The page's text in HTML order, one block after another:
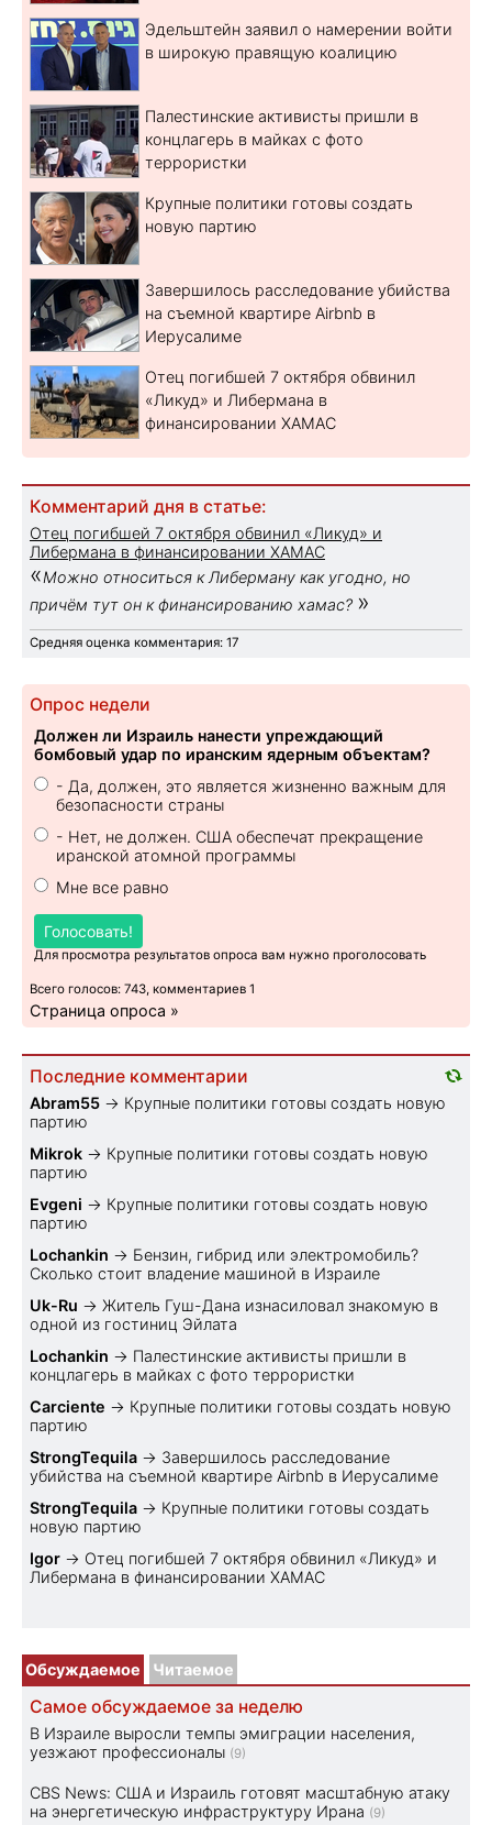
Эдельштейн заявил о намерении войти
в широкую правящую коалицию
Палестинские активисты пришли в
концлагерь в майках с фото
террористки
Крупные политики готовы создать
новую партию
Завершилось расследование убийства
на съемной квартире Airbnb в
Иерусалиме
Отец погибшей 7 октября обвинил
«Ликуд» и Либермана в
финансировании ХАМАС
Комментарий дня в статье:
Отец погибшей 7 октября обвинил «Ликуд» и
Либермана в финансировании ХАМАС
«Можно относиться к Либерману как угодно, но
причём тут он к финансированию хамас? »
Средняя оценка комментария: 17
Опрос недели
Должен ли Израиль нанести упреждающий
бомбовый удар по иранским ядерным объектам?
- Да, должен, это является жизненно важным для
безопасности страны
- Нет, не должен. США обеспечат прекращение
иранской атомной программы
Мне все равно
Голосовать!
Для просмотра результатов опроса вам нужно проголосовать
Всего голосов: 743, комментариев 1
Страница опроса »
Последние комментарии
Abram55 → Крупные политики готовы создать новую
партию
Mikrok → Крупные политики готовы создать новую
партию
Evgeni → Крупные политики готовы создать новую
партию
Lochankin → Бензин, гибрид или электромобиль?
Cколько стоит владение машиной в Израиле
Uk-Ru → Житель Гуш-Дана изнасиловал знакомую в
одной из гостиниц Эйлата
Lochankin → Палестинские активисты пришли в
концлагерь в майках с фото террористки
Carciente → Крупные политики готовы создать новую
партию
StrongTequila → Завершилось расследование
убийства на съемной квартире Airbnb в Иерусалиме
StrongTequila → Крупные политики готовы создать
новую партию
Igor → Отец погибшей 7 октября обвинил «Ликуд» и
Либермана в финансировании ХАМАС
Обсуждаемое Читаемое
Самое обсуждаемое за неделю
В Израиле выросли темпы эмиграции населения,
уезжают профессионалы (9)
CBS News: США и Израиль готовят масштабную атаку
на энергетическую инфраструктуру Ирана (9)